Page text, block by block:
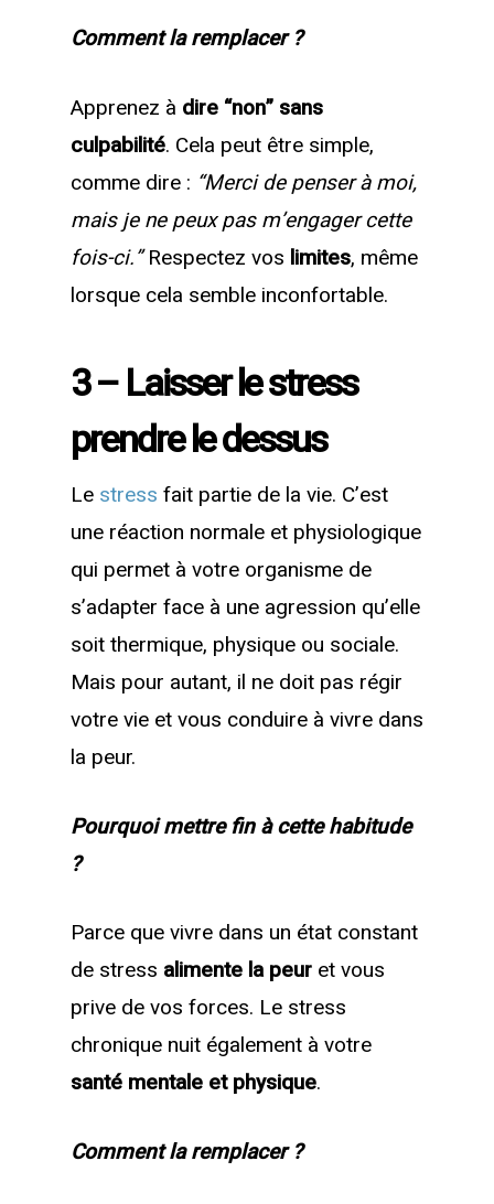
Comment la remplacer ?
Apprenez à dire “non” sans
culpabilité. Cela peut être simple,
comme dire : “Merci de penser à moi,
mais je ne peux pas m’engager cette
fois-ci.”Respectez vos limites, même
lorsque cela semble inconfortable.
3 – Laisser le stress
prendre le dessus
Le stress fait partie de la vie. C’est
une réaction normale et physiologique
qui permet à votre organisme de
s’adapter face à une agression qu’elle
soit thermique, physique ou sociale.
Mais pour autant, il ne doit pas régir
votre vie et vous conduire à vivre dans
la peur.
Pourquoi mettre fin à cette habitude
?
Parce que vivre dans un état constant
de stress alimente la peur et vous
prive de vos forces. Le stress
chronique nuit également à votre
santé mentale et physique.
Comment la remplacer ?